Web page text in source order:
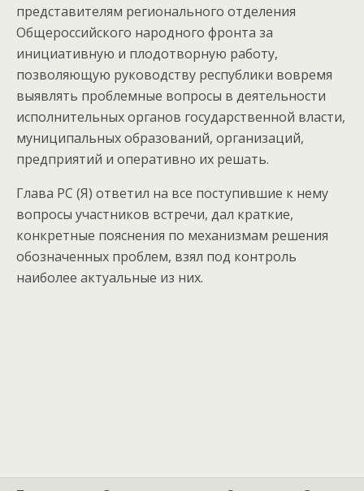
представителям регионального отделения
Общероссийского народного фронта за
инициативную и плодотворную работу,
позволяющую руководству республики вовремя
выявлять проблемные вопросы в деятельности
исполнительных органов государственной власти,
муниципальных образований, организаций,
предприятий и оперативно их решать.
Глава РС (Я) ответил на все поступившие к нему
вопросы участников встречи, дал краткие,
конкретные пояснения по механизмам решения
обозначенных проблем, взял под контроль
наиболее актуальные из них.